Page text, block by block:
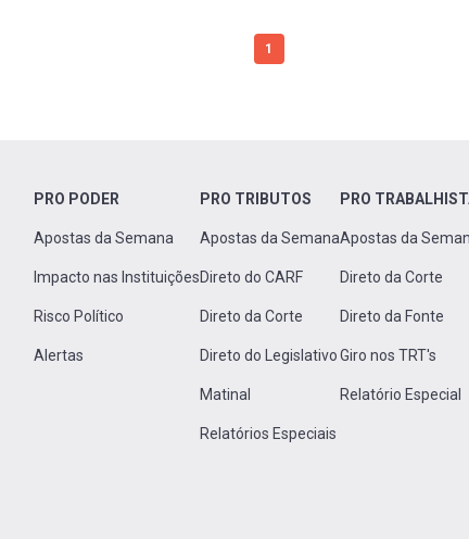
1
PRO PODER
Apostas da Semana
Impacto nas Instituições
Risco Político
Alertas
PRO TRIBUTOS
Apostas da Semana
Direto do CARF
Direto da Corte
Direto do Legislativo
Matinal
Relatórios Especiais
PRO
Apostas da
Direto da Corte
Direto da Fonte
Giro nos TRT's
Relatório Especial